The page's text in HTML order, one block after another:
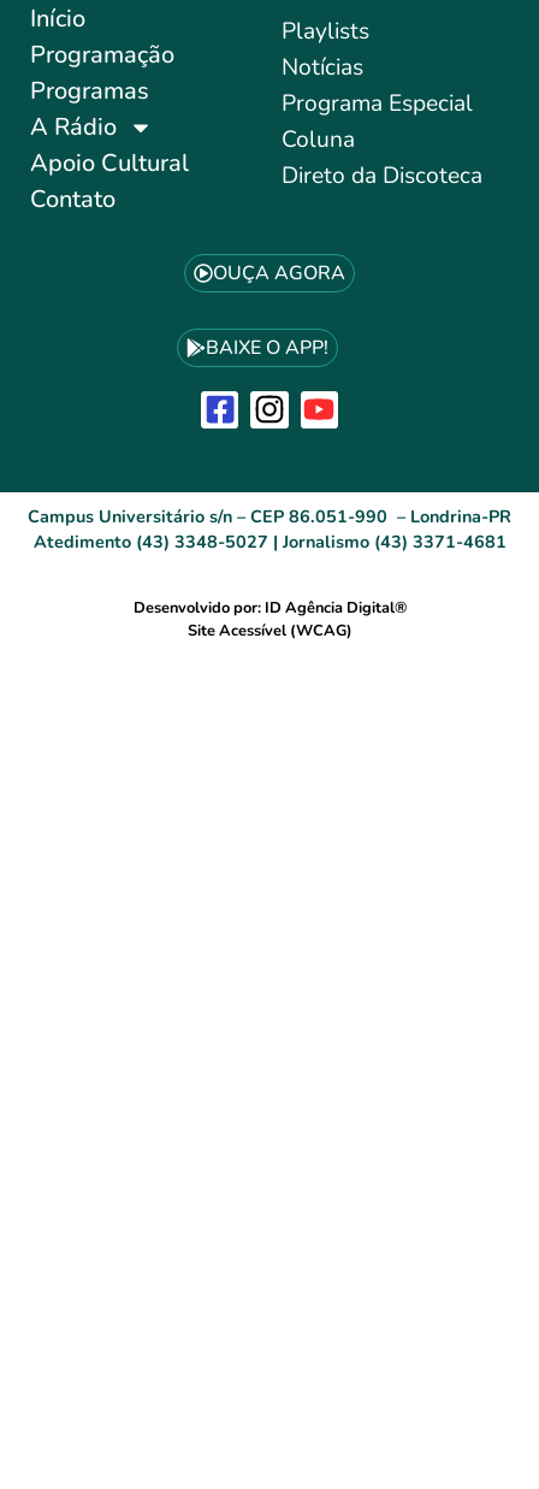
Início
Programação
Programas
A Rádio
Apoio Cultural
Contato
Playlists
Notícias
Programa Especial
Coluna
Direto da Discoteca
OUÇA AGORA
BAIXE O APP!
Campus Universitário s/n – CEP 86.051-990 – Londrina-PR
Atedimento (43) 3348-5027 | Jornalismo (43) 3371-4681
Desenvolvido por: ID Agência Digital®
Site Acessível (WCAG)